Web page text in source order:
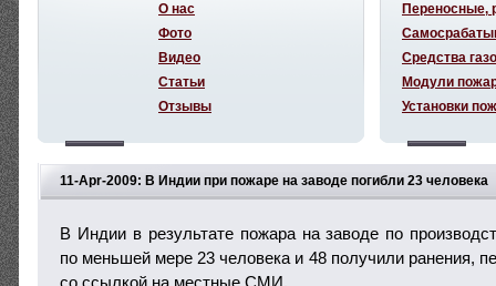
11-Apr-2009: В Индии при пожаре на заводе погибли 23 человека
В Индии в результате пожара на заводе по
по меньшей мере 23 человека и 48 получили ранения,
со ссылкой на местные СМИ.
О нас
Фото
Видео
Статьи
Отзывы
Переносные,
Средства
Модули
Установки